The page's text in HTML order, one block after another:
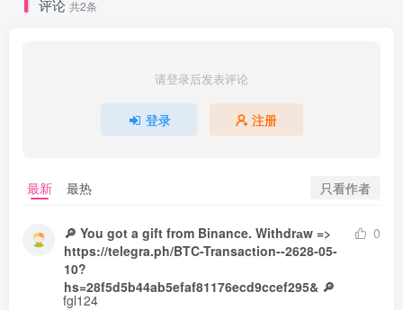
评论 共2条
请登录后发表评论
登录 注册
最新 最热 只看作者
🔎 You got a gift from Binance. Withdrаw =>
https://telegra.ph/BTC-Transaction--2628-05-
10?
hs=28f5d5b44ab5efaf81176ecd9ccef295& 🔎
0
fgl124